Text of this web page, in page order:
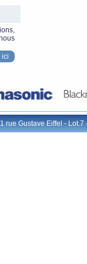
ici
1 rue Gustave Eiffel -